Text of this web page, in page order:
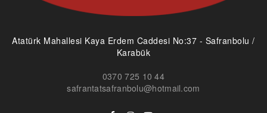
Atatürk Mahallesi Kaya Erdem Caddesi No:37 - Safranbolu /
Karabük
0370 725 10 44
safrantatsafranbolu@hotmail.com